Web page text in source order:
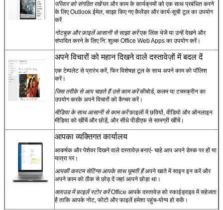
परिवार को संगठित रखेंघर और काम के कार्यक्रमों को एक साथ प्रबंधित करने
के लिए Outlook ईमेल, साझा किए गए कैलेंडर और कार्य-सूची टूल का उपयोग
करें
नोटबुक और फ़ाइलें आसानी से साझा करेंएक लिंक भेजें या उन्हें देखने और
संपादित करने के लिए नि: शुल्क Office Web Apps का उपयोग करें।
अपने विचारों को महान दिखने वाले दस्तावेज़ों में बदल दें
एक टेम्पलेट से प्रारंभ करें, फिर विशेषज्ञ टूल के साथ अपने काम को पॉलिश
करें।
जिस तरीके से आप चाहते हैं उसे काम करेंकीबोर्ड, कलम या टचस्क्रीन का
उपयोग करके अपने विचारों को कैप्चर करें।
मीडिया के साथ आसानी से काम करेंफ़ाइलों में छवियों, वीडियो और ऑनलाइन
मीडिया को खींचें और छोड़ें, और सीधे पीडीएफ से सामग्री खींचें।
आपका व्यक्तिगत कार्यालय
आकर्षक और पेशेवर दिखने वाले दस्तावेज़ बनाएं- चाहे आप अपने डेस्क पर हों या
यात्रा पर।
आपकी कस्टम सेटिंग्स आपके साथ घूमती हैंअपने खाते में साइन इन करें और
अपने काम को ठीक से छोड़ दें जहां आपने छोड़ा था।
क्लाउड में फ़ाइलें स्टोर करेंOffice आपके दस्तावेज़ को स्काईड्राइव में सहेजता
है ताकि आपके नोट, फोटो और फाइलें हमेशा पहुंच-योग्य हो सकें।